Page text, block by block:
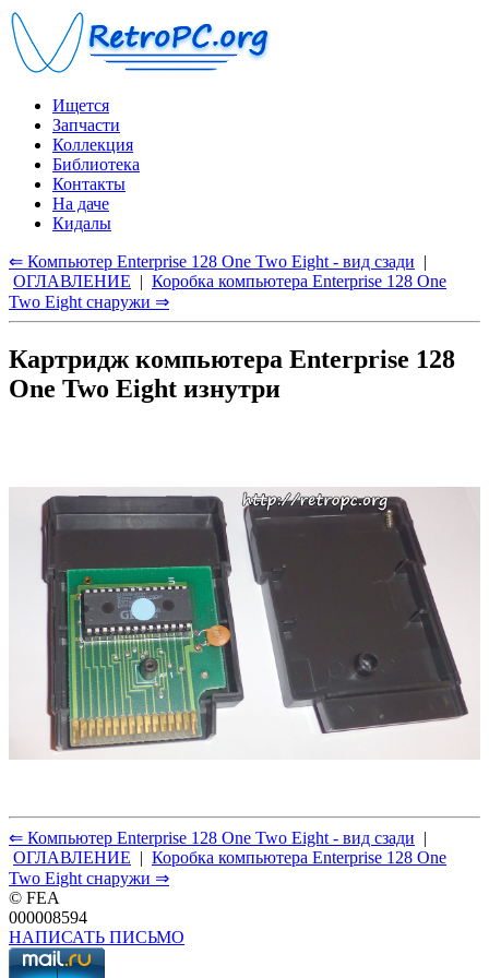
Ищется
Запчасти
Коллекция
Библиотека
Контакты
На даче
Кидалы
⇐ Компьютер Enterprise 128 One Two Eight - вид сзади |
ОГЛАВЛЕНИЕ | Коробка компьютера Enterprise 128 One
Two Eight снаружи ⇒
Картридж компьютера Enterprise 128
One Two Eight изнутри
⇐ Компьютер Enterprise 128 One Two Eight - вид сзади |
ОГЛАВЛЕНИЕ | Коробка компьютера Enterprise 128 One
Two Eight снаружи ⇒
© FEA
000008594
НАПИСАТЬ ПИСЬМО